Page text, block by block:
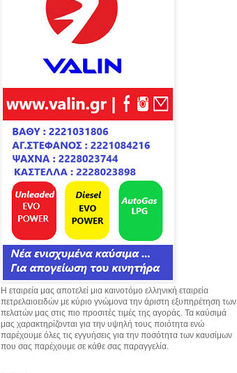
Η εταιρεία μας αποτελεί μια καινοτόμο ελληνική εταιρεία
πετρελαιοειδών με κύριο γνώμονα την άριστη εξυπηρέτηση των
πελατών μας στις πιο προσιτές τιμές της αγοράς. Τα καύσιμά
μας χαρακτηρίζονται για την υψηλή τους ποιότητα ενώ
παρέχουμε όλες τις εγγυήσεις για την ποσότητα των καυσίμων
που σας παρέχουμε σε κάθε σας παραγγελία.